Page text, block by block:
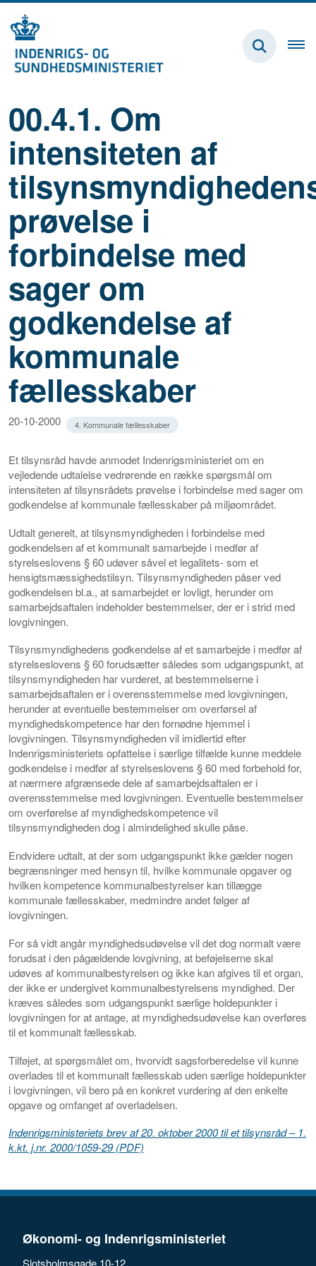
00.4.1. Om
intensiteten af
prøvelse i
forbindelse med
sager om
godkendelse af
kommunale
fællesskaber
20-10-2000 4. Kommunale fællesskaber
Et tilsynsråd havde anmodet Indenrigsministeriet om en
vejledende udtalelse vedrørende en række spørgsmål om
intensiteten af tilsynsrådets prøvelse i forbindelse med sager om
godkendelse af kommunale fællesskaber på miljøområdet.
Udtalt generelt, at tilsynsmyndigheden i forbindelse med
godkendelsen af et kommunalt samarbejde i medfør af
styrelseslovens § 60 udøver såvel et legalitets- som et
hensigtsmæssighedstilsyn. Tilsynsmyndigheden påser ved
godkendelsen bl.a., at samarbejdet er lovligt, herunder om
samarbejdsaftalen indeholder bestemmelser, der er i strid med
lovgivningen.
Tilsynsmyndighedens godkendelse af et samarbejde i medfør af
styrelseslovens § 60 forudsætter således som udgangspunkt, at
tilsynsmyndigheden har vurderet, at bestemmelserne i
samarbejdsaftalen er i overensstemmelse med lovgivningen,
herunder at eventuelle bestemmelser om overførsel af
myndighedskompetence har den fornødne hjemmel i
lovgivningen. Tilsynsmyndigheden vil imidlertid efter
Indenrigsministeriets opfattelse i særlige tilfælde kunne meddele
godkendelse i medfør af styrelseslovens § 60 med forbehold for,
at nærmere afgrænsede dele af samarbejdsaftalen er i
overensstemmelse med lovgivningen. Eventuelle bestemmelser
om overførelse af myndighedskompetence vil
tilsynsmyndigheden dog i almindelighed skulle påse.
Endvidere udtalt, at der som udgangspunkt ikke gælder nogen
begrænsninger med hensyn til, hvilke kommunale opgaver og
hvilken kompetence kommunalbestyrelser kan tillægge
kommunale fællesskaber, medmindre andet følger af
lovgivningen.
For så vidt angår myndighedsudøvelse vil det dog normalt være
forudsat i den pågældende lovgivning, at beføjelserne skal
udøves af kommunalbestyrelsen og ikke kan afgives til et organ,
der ikke er undergivet kommunalbestyrelsens myndighed. Der
kræves således som udgangspunkt særlige holdepunkter i
lovgivningen for at antage, at myndighedsudøvelse kan overføres
til et kommunalt fællesskab.
Tilføjet, at spørgsmålet om, hvorvidt sagsforberedelse vil kunne
overlades til et kommunalt fællesskab uden særlige holdepunkter
i lovgivningen, vil bero på en konkret vurdering af den enkelte
opgave og omfanget af overladelsen.
Indenrigsministeriets brev af 20. oktober 2000 til et tilsynsråd – 1.
k.kt. j.nr. 2000/1059-29 (PDF)
Økonomi- og Indenrigsministeriet
Slotsholmsgade 10-12